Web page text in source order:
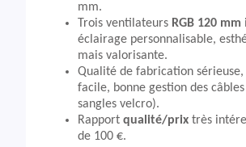
mm.
Trois ventilateurs RGB 120 mm
éclairage personnalisable,
mais valorisante.
Qualité de fabrication
facile, bonne gestion des
sangles velcro).
Rapport qualité/prix très
de 100 €.